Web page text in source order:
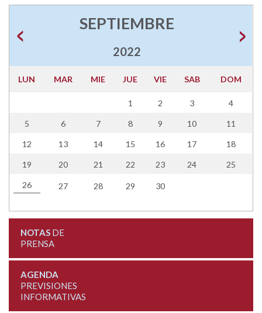
SEPTIEMBRE
2022
LUN MAR MIE JUE VIE SAB DOM
1 2 3 4
5 6 7 8 9 10 11
12 13 14 15 16 17 18
19 20 21 22 23 24 25
26 27 28 29 30
NOTASDE
PRENSA
AGENDA
PREVISIONES
INFORMATIVAS